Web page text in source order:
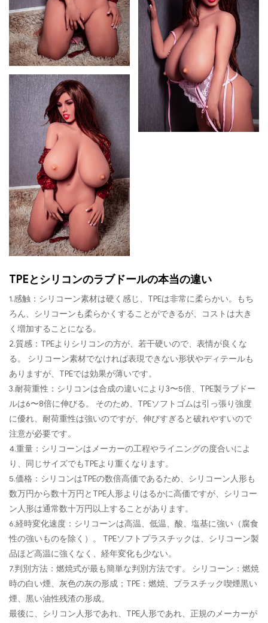
TPEとシリコンのラブドールの本当の違い
1.感触：シリコーン素材は硬く感じ、TPEは非常に柔らかい。もち
ろん、シリコーンも柔らかくすることができるが、コストは大き
く増加することになる。
2.質感：TPEよりシリコンの方が、若干硬いので、表情が良くな
る。 シリコーン素材でなければ表現できない形状やディテールも
ありますが、TPEでは効果が薄いです。
3.耐荷重性：シリコンは合成の違いにより3〜5倍、TPE製ラブドー
ルは6〜8倍に伸びる。 そのため、TPEソフトゴムは引っ張り強度
に優れ、耐荷重性は強いのですが、伸びすぎると破れやすいので
注意が必要です。
4.重量：シリコーンはメーカーの工程やライニングの度合いによ
り、同じサイズでもTPEより重くなります。
5.価格：シリコンはTPEの数倍高価であるため、シリコーン人形も
数万円から数十万円とTPE人形よりはるかに高価ですが、シリコー
ン人形は通常数十万円以上することがあります。
6.経時変化速度：シリコーンは高温、低温、酸、塩基に強い（腐食
性の強いものを除く）。 TPEソフトプラスチックは、シリコーン製
品ほど高温に強くなく、経年変化も少ない。
7.判別方法：燃焼式が最も簡単な判別方法です。 シリコーン：燃焼
時の白い煙、灰色の灰の形成；TPE：燃焼、プラスチック喫煙黒い
煙、黒い油性残渣の形成。
最後に、シリコン人形であれ、TPE人形であれ、正規のメーカーが